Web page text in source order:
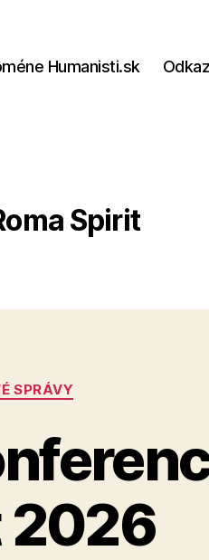
Humanisti.sk
Spirit
Kategórie
SPRÁVY
2026